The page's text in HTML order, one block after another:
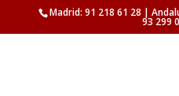
Madrid: 91 218 61 28 |
93 299